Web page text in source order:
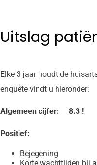
Uitslag
Elke 3 jaar houdt de
enquête vindt u hieronder:
Algemeen cijfer: 8.3 !
Positief:
Bejegening
Korte wachttijden bij